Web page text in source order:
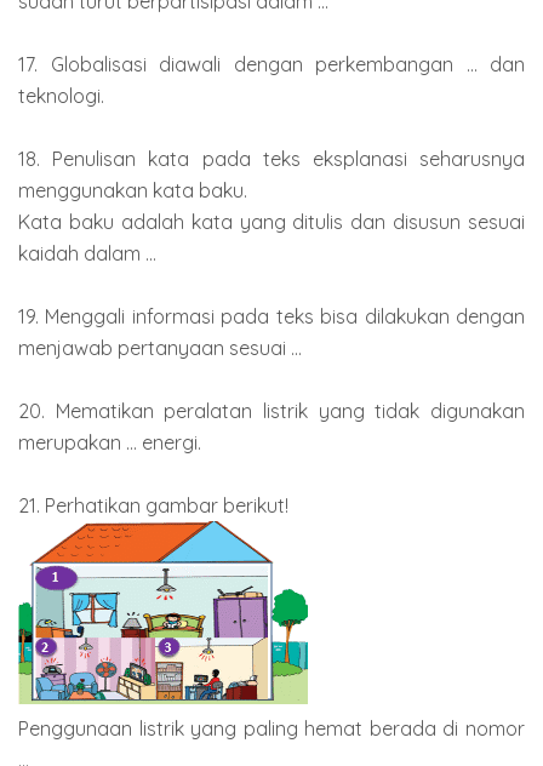
17. Globalisasi diawali dengan perkembangan ... dan
teknologi.
18. Penulisan kata pada teks eksplanasi seharusnya
menggunakan kata baku.
Kata baku adalah kata yang ditulis dan disusun sesuai
kaidah dalam ...
19. Menggali informasi pada teks bisa dilakukan dengan
menjawab pertanyaan sesuai ...
20. Mematikan peralatan listrik yang tidak digunakan
merupakan ... energi.
21. Perhatikan gambar berikut!
Penggunaan listrik yang paling hemat berada di nomor
...